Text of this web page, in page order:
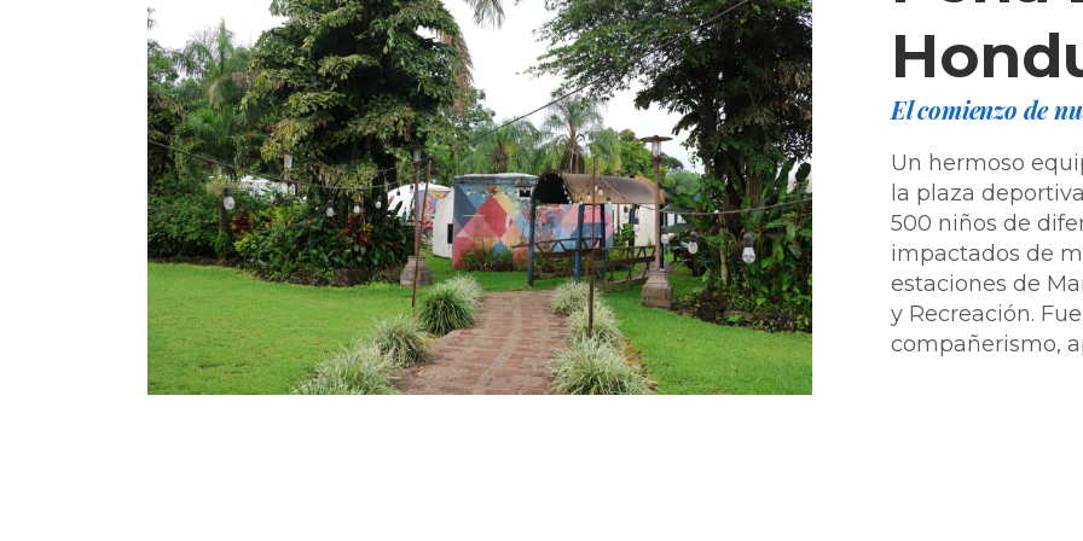
El comienzo de
Un hermoso
la plaza
500 niños de
impactados de
estaciones de
y Recreación.
compañerismo,